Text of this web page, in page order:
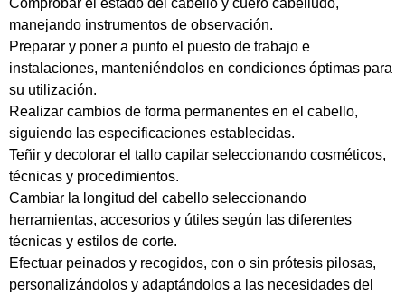
manejando instrumentos de observación.
Preparar y poner a punto el puesto de trabajo e
instalaciones, manteniéndolos en condiciones óptimas para
su utilización.
Realizar cambios de forma permanentes en el cabello,
siguiendo las especificaciones establecidas.
Teñir y decolorar el tallo capilar seleccionando cosméticos,
técnicas y procedimientos.
Cambiar la longitud del cabello seleccionando
herramientas, accesorios y útiles según las diferentes
técnicas y estilos de corte.
Efectuar peinados y recogidos, con o sin prótesis pilosas,
personalizándolos y adaptándolos a las necesidades del